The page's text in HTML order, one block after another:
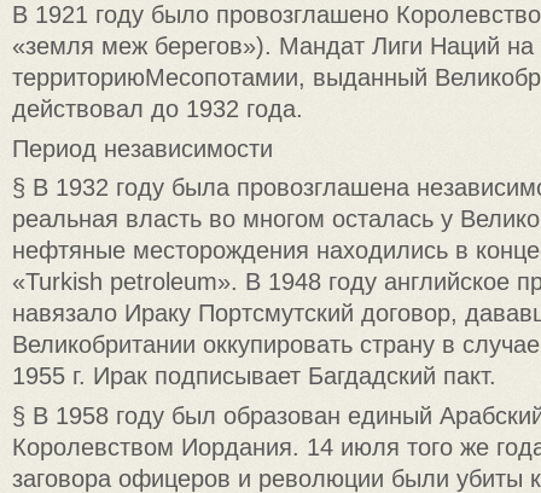
В 1921 году было провозглашено
«земля меж берегов»). Мандат Лиги Наций на
территориюМесопотамии, выданный
действовал до 1932 года.
Период независимости
§ В 1932 году была провозглашена
реальная власть во многом осталась у
нефтяные месторождения находились в
«Turkish petroleum». В 1948 году английское
навязало Ираку Портсмутский договор,
Великобритании оккупировать страну в
1955 г. Ирак подписывает Багдадский пакт.
§ В 1958 году был образован единый
Королевством Иордания. 14 июля того же
заговора офицеров и революции были убиты